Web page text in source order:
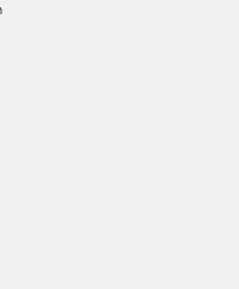
del Titolare a
degli scopi
momento l’invio di
dei Suoi diritti